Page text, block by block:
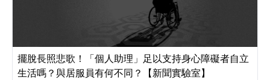
擺脫長照悲歌！「個人助理」足以支持身心障礙者自立
生活嗎？與居服員有何不同？【新聞實驗室】